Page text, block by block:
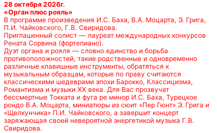
28 октября 2026г.
«Орган плюс рояль»
В программе произведения И.С. Баха, В.А. Моцарта, Э. Грига,
П.И. Чайковского, Г.В. Свиридова.
Приглашенный солист — лауреат международных конкурсов
Рената Сорвина (фортепиано).
Дуэт органа и рояля — словно единство и борьба
противоположностей, такие родственные и одновременно
различные клавишные инструменты, обратяться к
музыкальным образцам, которые по праву считаются
классическими шедеврами эпохи Барокко, Классицизма,
Романтизма и музыки ХХ века. Для Вас прозвучат
бессмертные Токката и фуга ре минор И.С. Баха, Турецкое
рондо В.А. Моцарта, миниатюры из сюит «Пер Гюнт» Э. Грига и
«Щелкунчика» П.И. Чайковского, а завершит концерт
заряжающая своей невероятной энергетикой музыка Г.В.
Свиридова.